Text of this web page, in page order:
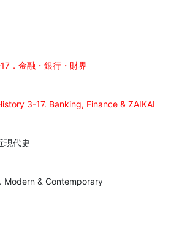
．金融・銀行・財界
3-17. Banking, Finance & ZAIKAI
現代史
Modern & Contemporary